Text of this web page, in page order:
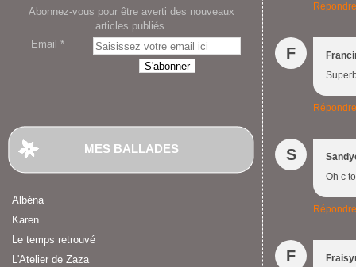
Abonnez-vous pour être averti des nouveaux
articles publiés.
Email
MES BALLADES
Albéna
Karen
Le temps retrouvé
L'Atelier de Zaza
Répondre
F
Répondre
S
Oh c
Répondre
F